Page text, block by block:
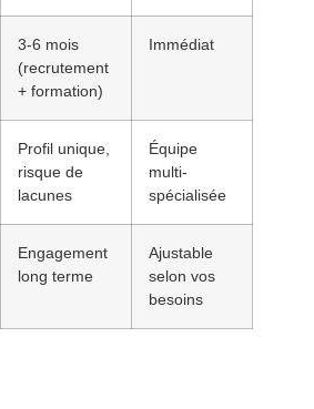
3-6 mois
(recrutement
+ formation)
Immédiat
Profil unique,
risque de
lacunes
Équipe
multi-
spécialisée
Engagement
long terme
Ajustable
selon vos
besoins